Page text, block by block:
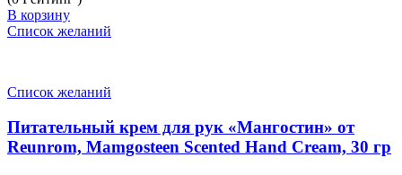
В корзину
Список желаний
Список желаний
Питательный крем для рук «Мангостин» от
Reunrom, Mamgosteen Scented Hand Cream, 30 гр